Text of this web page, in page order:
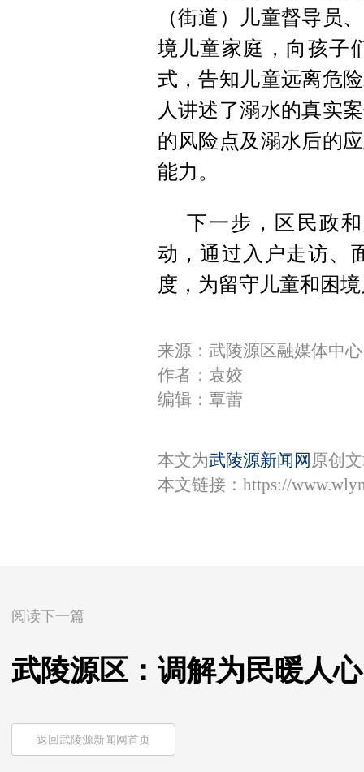
（街道）儿童督导员
境儿童家庭，向孩子
式，告知儿童远离危
人讲述了溺水的真实
的风险点及溺水后的
能力。
下一步，区民政
动，通过入户走访、
度，为留守儿童和困
来源：武陵源区融媒体中心
作者：袁姣
编辑：覃蕾
本文为武陵源新闻网 原创
本文链接： https://
阅读下一篇
武陵源区：调解为民暖人
返回武陵源新闻网首页